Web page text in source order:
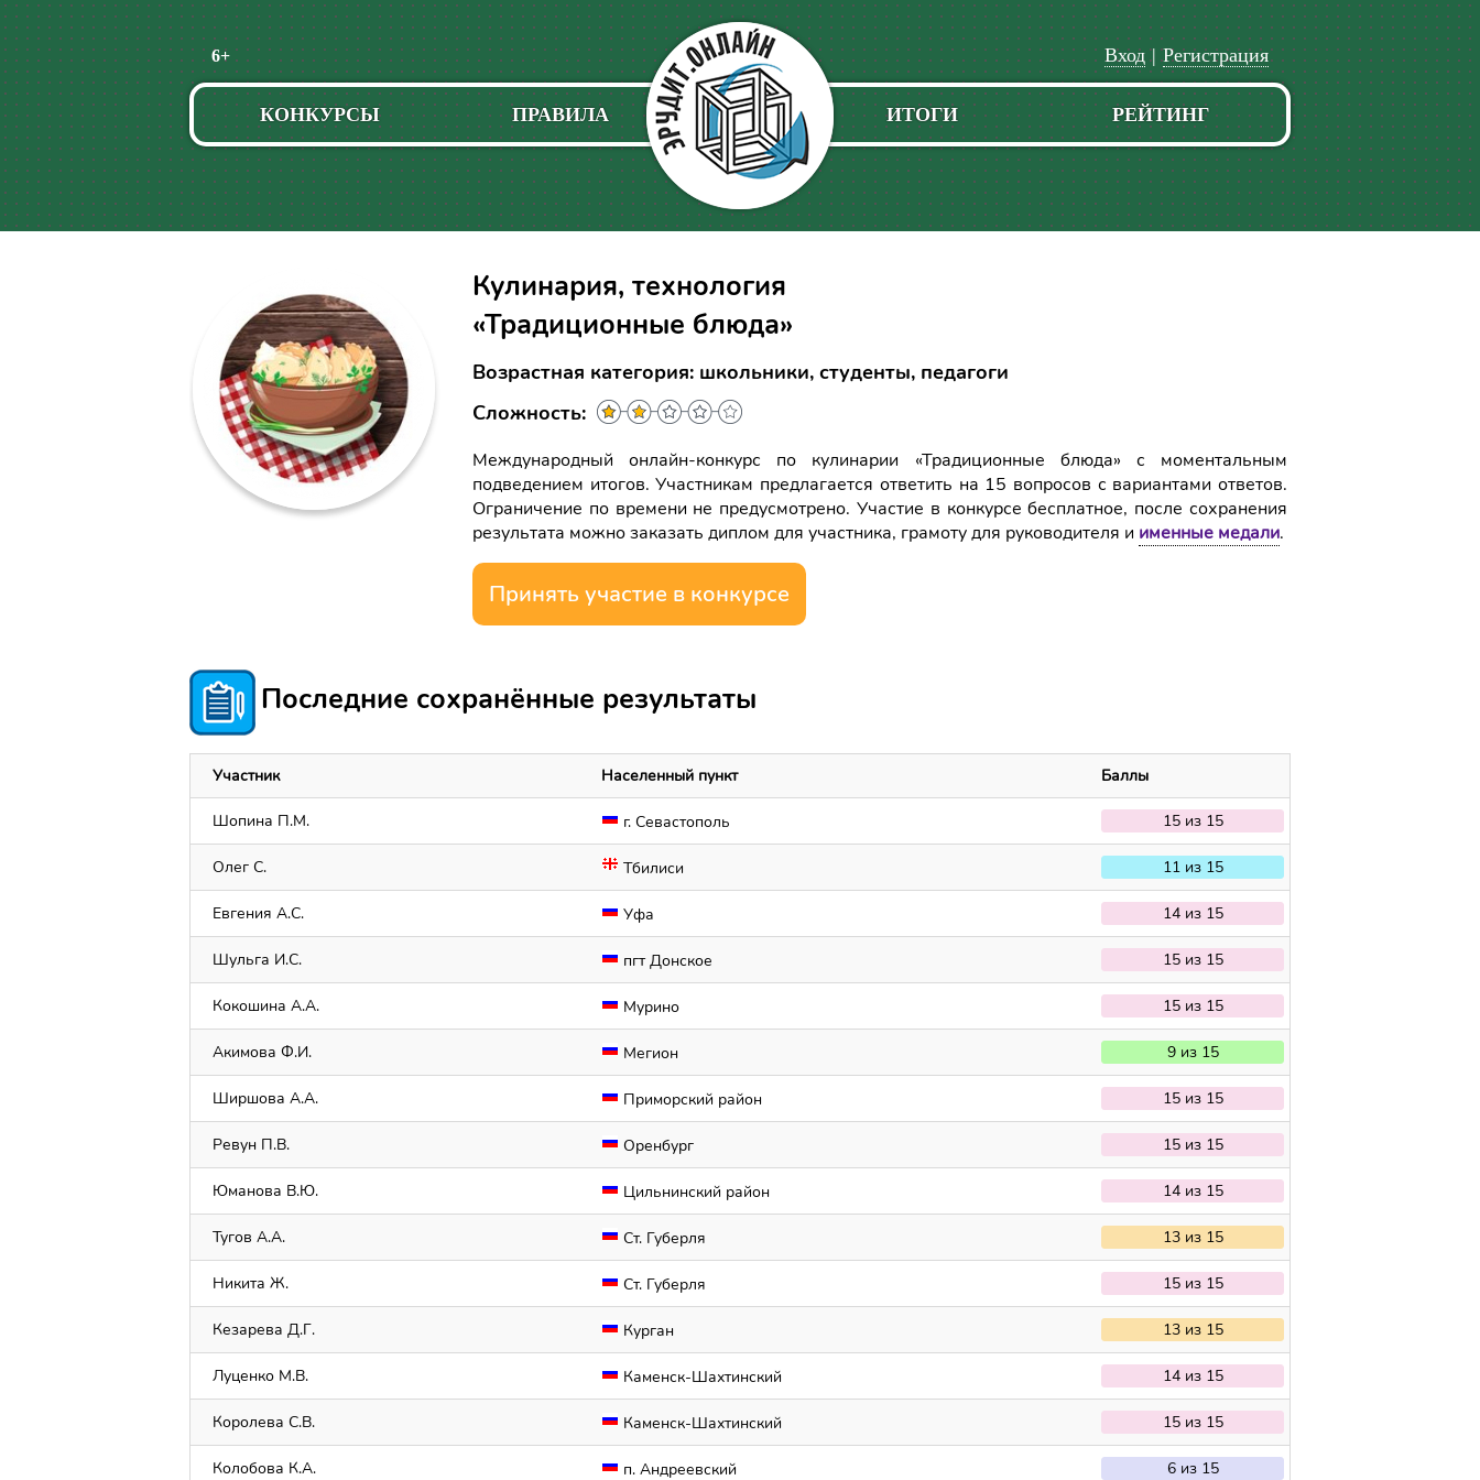
6+
Пропустить
навигацию
Регистрация
|
Вход
КОНКУРСЫ ПРАВИЛА РЕЙТИНГ
ИТОГИ
Кулинария, технология
«Традиционные блюда»
Возрастная категория: школьники, студенты, педагоги
Сложность:
Международный онлайн-конкурс по кулинарии «Традиционные блюда» с моментальным
подведением итогов. Участникам предлагается ответить на 15 вопросов с вариантами ответов.
Ограничение по времени не предусмотрено. Участие в конкурсе бесплатное, после сохранения
результата можно заказать диплом для участника, грамоту для руководителя и именные медали.
Принять участие в конкурсе
Последние сохранённые результаты
Участник Населенный пункт Баллы
Шопина П.М. г. Севастополь 15 из 15
Олег С. Тбилиси 11 из 15
Евгения А.С. Уфа 14 из 15
Шульга И.С. пгт Донское 15 из 15
Кокошина А.А. Мурино 15 из 15
Акимова Ф.И. Мегион 9 из 15
Ширшова А.А. Приморский район 15 из 15
Ревун П.В. Оренбург 15 из 15
Юманова В.Ю. Цильнинский район 14 из 15
Тугов А.А. Ст. Губерля 13 из 15
Никита Ж. Ст. Губерля 15 из 15
Кезарева Д.Г. Курган 13 из 15
Луценко М.В. Каменск-Шахтинский 14 из 15
Королева С.В. Каменск-Шахтинский 15 из 15
Колобова К.А. п. Андреевский 6 из 15